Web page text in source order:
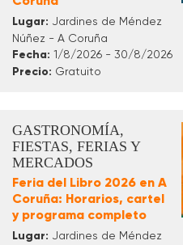
Lugar: Jardines de Méndez
Núñez - A Coruña
Fecha: 1/8/2026 - 30/8/2026
Precio: Gratuito
GASTRONOMÍA,
FIESTAS, FERIAS Y
MERCADOS
Feria del Libro 2026 en A
Coruña: Horarios, cartel
y programa completo
Lugar: Jardines de Méndez